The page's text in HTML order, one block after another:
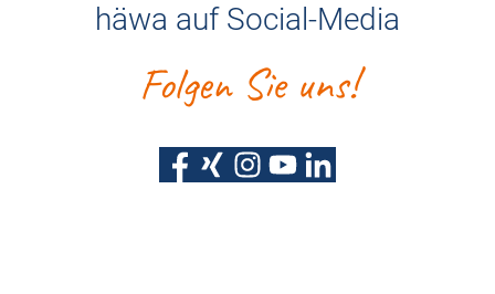
häwa auf Social-Media
Folgen Sie uns!